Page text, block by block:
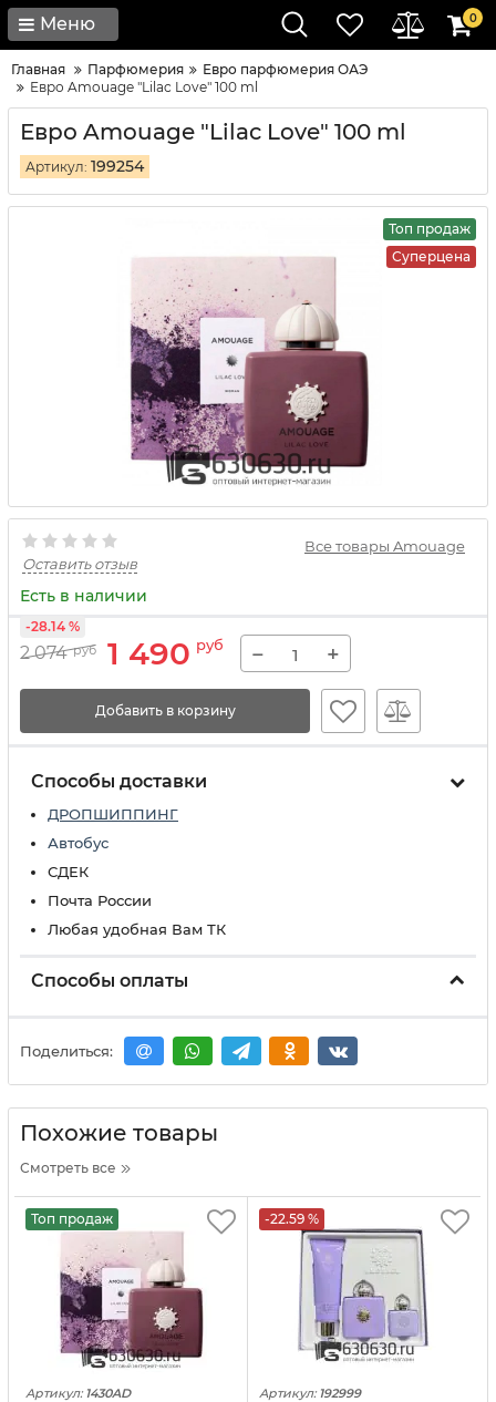
Меню 0
Главная Парфюмерия
Евро парфюмерия ОАЭ
Евро Amouage "Lilac Love" 100 ml
Евро Amouage "Lilac Love" 100 ml
Артикул: 199254
Топ продаж
Суперцена
Все товары Amouage
Оставить отзыв
Есть в наличии
2 074 руб 1 490 руб
-28.14 %
− +
Добавить в корзину
Способы доставки
ДРОПШИППИНГ
Автобус
СДЕК
Почта России
Любая удобная Вам ТК
Способы оплаты
Поделиться:
Похожие товары
Смотреть все
Топ продаж
Артикул: 1430AD
-22.59 %
Артикул: 192999